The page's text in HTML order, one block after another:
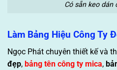
Có sẵn keo dán
Làm Bảng Hiệu Công Ty
Ngọc Phát chuyên thiết kế và
đẹp, bảng tên công ty mica,